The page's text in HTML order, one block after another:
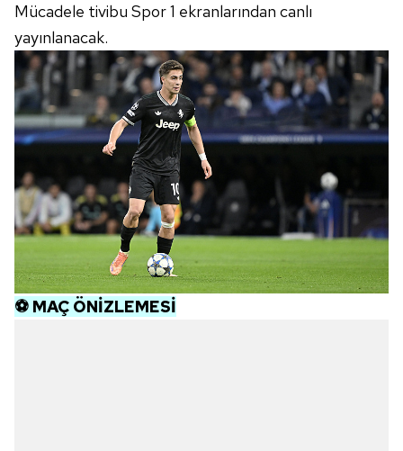
Mücadele tivibu Spor 1 ekranlarından canlı
yayınlanacak.
⚽ MAÇ ÖNİZLEMESİ